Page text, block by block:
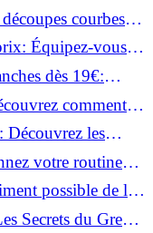
courbes
Équipez-vous
dès 19€:
comment
Découvrez les
votre routine
possible de les
Secrets du Green